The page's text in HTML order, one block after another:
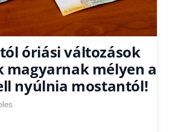
óriási változások
magyarnak mélyen a
nyúlnia mostantól!